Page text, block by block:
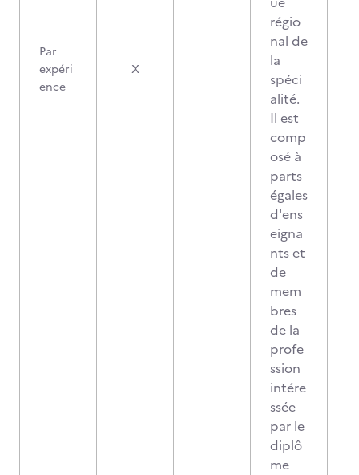
Par
expéri
ence
X
régio
nal de
la
spéci
alité.
Il est
comp
osé à
parts
égales
d'ens
eigna
nts et
de
mem
bres
de la
profe
ssion
intére
ssée
par le
diplô
me